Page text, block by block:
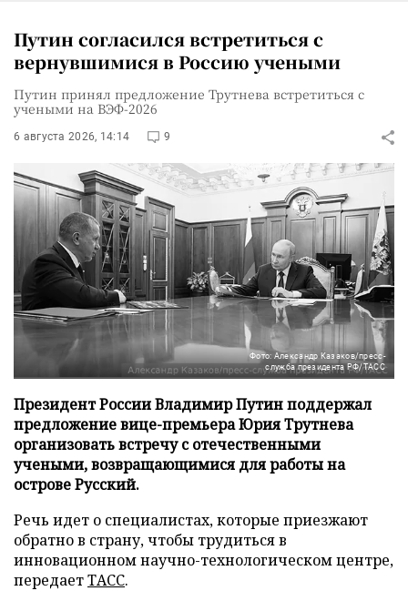
Путин согласился встретиться с
вернувшимися в Россию учеными
Путин принял предложение Трутнева встретиться с
учеными на ВЭФ-2026
6 августа 2026, 14:14 9
Фото: Александр Казаков/пресс-
служба президента РФ/ТАСС
Президент России Владимир Путин поддержал
предложение вице-премьера Юрия Трутнева
организовать встречу с отечественными
учеными, возвращающимися для работы на
острове Русский.
Речь идет о специалистах, которые приезжают
обратно в страну, чтобы трудиться в
инновационном научно-технологическом центре,
передаетТАСС.